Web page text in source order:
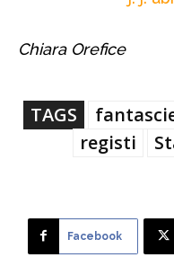
Chiara Orefice
TAGS
registi
Facebook